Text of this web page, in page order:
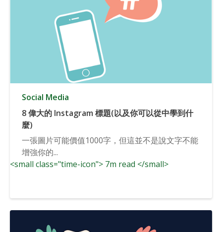
Social Media
8 偉大的 Instagram 標題(以及你可以從中學到什
麼)
一張圖片可能價值1000字，但這並不是說文字不能
增強你的...
<small class="time-icon"> 7m read </small>